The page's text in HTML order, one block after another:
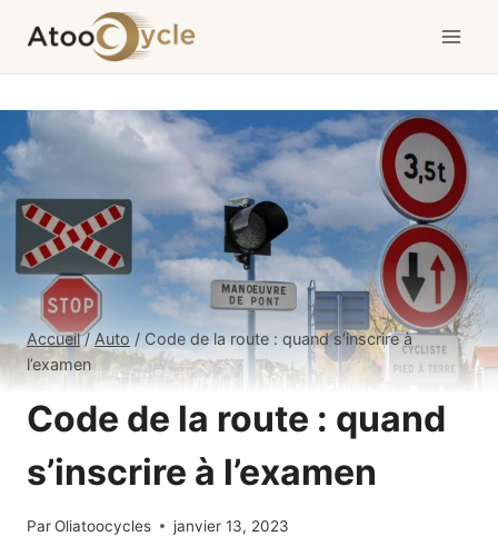
contenu
Accueil / Auto / Code de la route : quand s’inscrire à
l’examen
Code de la route : quand
s’inscrire à l’examen
ParOliatoocycles janvier 13, 2023